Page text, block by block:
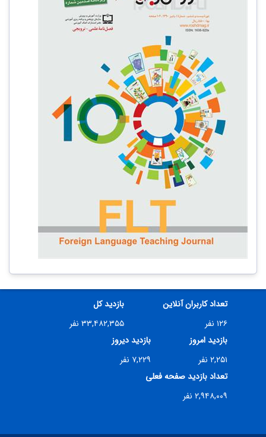
تعداد کاربران آنلاین
۱۲۶ نفر
بازدید کل
۳۳,۴۸۲,۳۵۵ نفر
بازدید امروز
۲,۲۵۱ نفر
بازدید دیروز
۷,۲۲۹ نفر
تعداد بازدید صفحه فعلی
۲,۹۴۸,۰۰۹ نفر